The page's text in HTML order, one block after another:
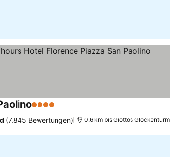
4 Sterne
(7.845 Bewertungen) 0.6 km bis Giottos Glockenturm